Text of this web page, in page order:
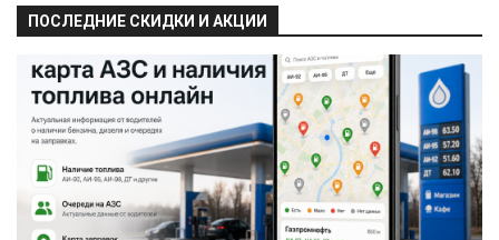
ПОСЛЕДНИЕ СКИДКИ И АКЦИИ